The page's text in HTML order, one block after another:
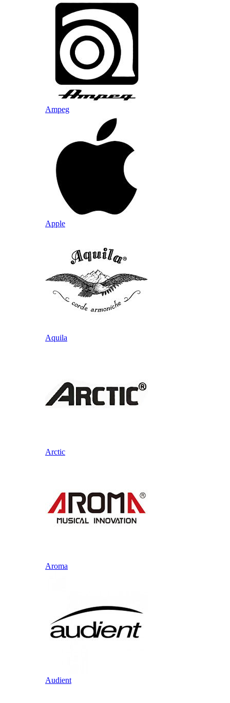
Ampeg
Apple
Aquila
Arctic
Aroma
Audient